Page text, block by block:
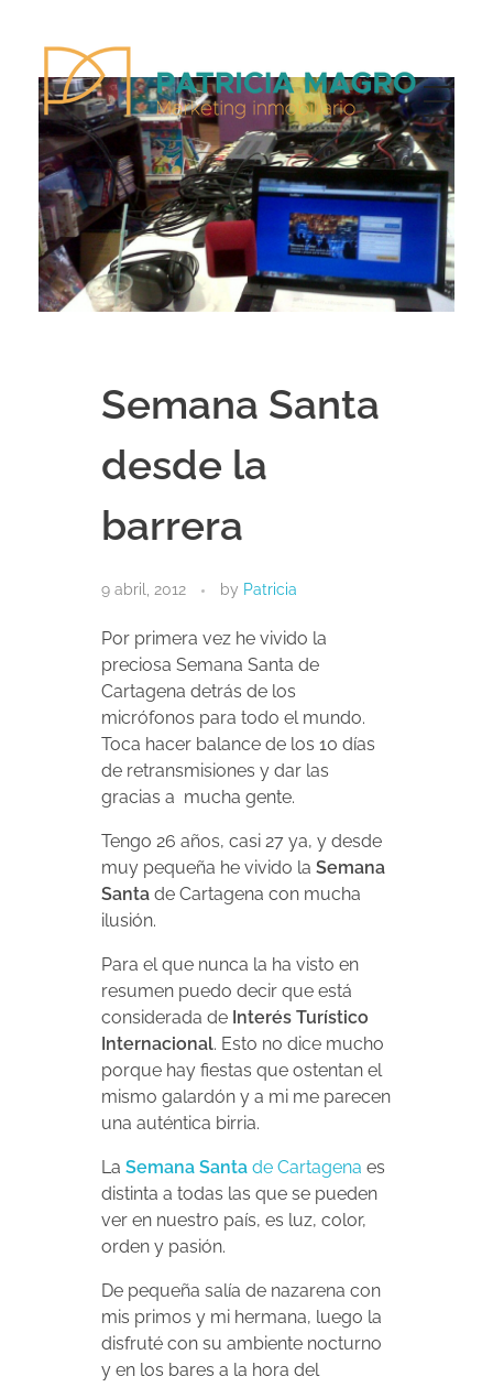
Patricia Magro - Comunicación y marketing inmobiliario
Aunque nunca me callo, guardo un par de secretos
Semana Santa
desde la
barrera
9 abril, 2012 by Patricia
Por primera vez he vivido la
preciosa Semana Santa de
Cartagena detrás de los
micrófonos para todo el mundo.
Toca hacer balance de los 10 días
de retransmisiones y dar las
gracias a mucha gente.
Tengo 26 años, casi 27 ya, y desde
muy pequeña he vivido la Semana
Santade Cartagena con mucha
ilusión.
Para el que nunca la ha visto en
resumen puedo decir que está
considerada de Interés Turístico
Internacional. Esto no dice mucho
porque hay fiestas que ostentan el
mismo galardón y a mi me parecen
una auténtica birria.
La Semana Santade Cartagena es
distinta a todas las que se pueden
ver en nuestro país, es luz, color,
orden y pasión.
De pequeña salía de nazarena con
mis primos y mi hermana, luego la
disfruté con su ambiente nocturno
y en los bares a la hora del